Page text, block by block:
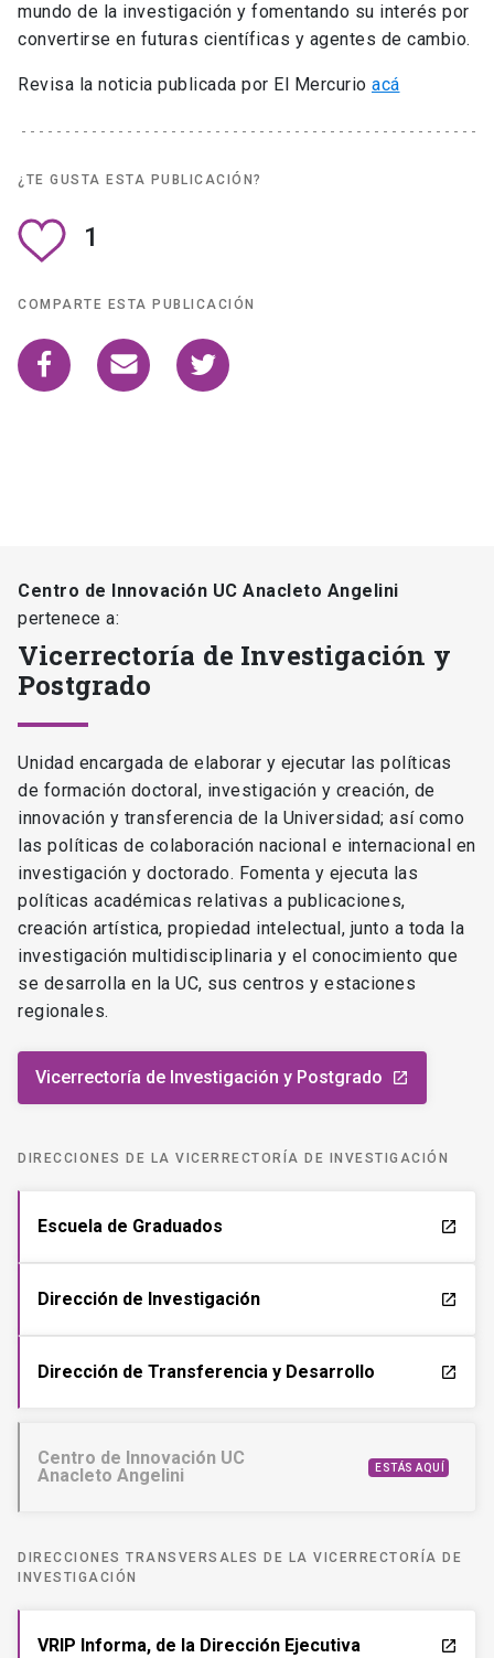
mundo de la investigación y fomentando su interés por
convertirse en futuras científicas y agentes de cambio.
Revisa la noticia publicada por El Mercurio acá
¿TE GUSTA ESTA PUBLICACIÓN?
1
COMPARTE ESTA PUBLICACIÓN
Centro de Innovación UC Anacleto Angelini
pertenece a:
Vicerrectoría de Investigación y
Postgrado
Unidad encargada de elaborar y ejecutar las políticas
de formación doctoral, investigación y creación, de
innovación y transferencia de la Universidad; así como
las políticas de colaboración nacional e internacional en
investigación y doctorado. Fomenta y ejecuta las
políticas académicas relativas a publicaciones,
creación artística, propiedad intelectual, junto a toda la
investigación multidisciplinaria y el conocimiento que
se desarrolla en la UC, sus centros y estaciones
regionales.
Vicerrectoría de Investigación y Postgrado launch
DIRECCIONES DE LA VICERRECTORÍA DE INVESTIGACIÓN
Escuela de Graduados launch
Dirección de Investigación launch
Dirección de Transferencia y Desarrollo launch
Centro de Innovación UC
Anacleto Angelini
ESTÁS AQUÍ
DIRECCIONES TRANSVERSALES DE LA VICERRECTORÍA DE
INVESTIGACIÓN
VRIP Informa, de la Dirección Ejecutiva launch